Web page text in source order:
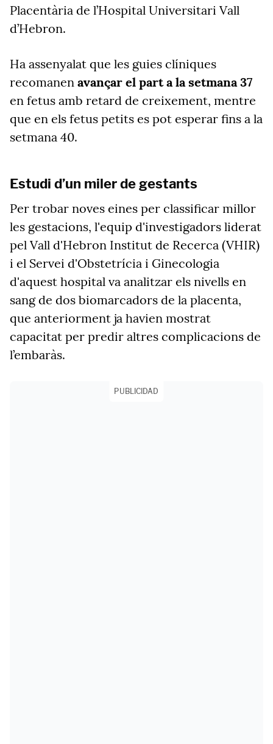
Placentària de l’Hospital Universitari Vall
d’Hebron.
Ha assenyalat que les guies clíniques
recomanen avançar el part a la setmana 37
en fetus amb retard de creixement, mentre
que en els fetus petits es pot esperar fins a la
setmana 40.
Estudi d’un miler de gestants
Per trobar noves eines per classificar millor
les gestacions, l'equip d'investigadors liderat
pel Vall d'Hebron Institut de Recerca (VHIR)
i el Servei d'Obstetrícia i Ginecologia
d'aquest hospital va analitzar els nivells en
sang de dos biomarcadors de la placenta,
que anteriorment ja havien mostrat
capacitat per predir altres complicacions de
l’embaràs.
PUBLICIDAD